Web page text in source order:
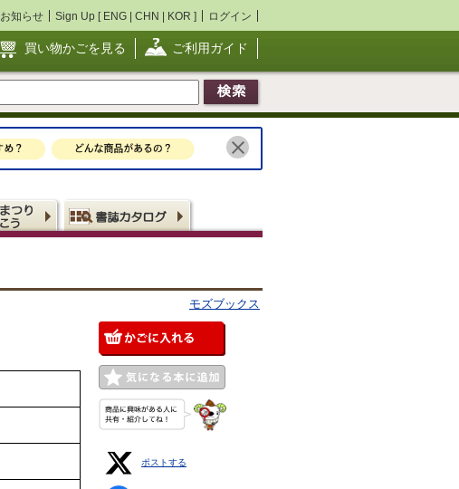
お知らせ Sign Up [ ENG | CHN | KOR ] ログイン
買い物かごを見る ご利用ガイド
モズブックス
ポストする